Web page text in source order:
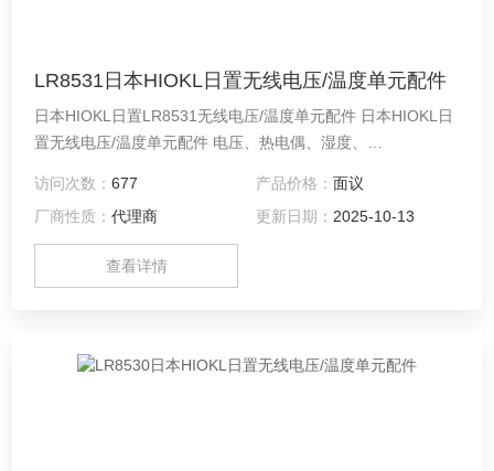
LR8531日本HIOKL日置无线电压/温度单元配件
日本HIOKL日置LR8531无线电压/温度单元配件 日本HIOKL日
置无线电压/温度单元配件 电压、热电偶、湿度、
访问次数：677 产品价格： 面议
厂商性质：代理商 更新日期： 2025-10-13
查看详情